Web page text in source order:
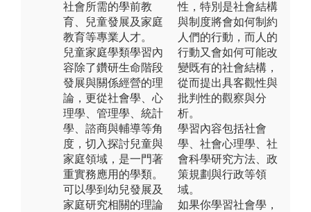
社會所需的學前教
育、兒童發展及家庭
教育等專業人才。
兒童家庭學類學習內
容除了鑽研生命階段
發展與關係經營的理
論，更從社會學、心
理學、管理學、統計
學、諮商與輔導等角
度，切入探討兒童與
家庭領域，是一門著
重實務應用的學類。
可以學到幼兒發展及
家庭研究相關的理論
性，特別是社會結構
與制度將會如何制約
人們的行動，而人的
行動又會如何可能改
變既有的社會結構，
從而提出具客觀性與
批判性的觀察與分
析。
學習內容包括社會
學、社會心理學、社
會科學研究方法、政
策規劃與行政等領
域。
如果你學習社會學，